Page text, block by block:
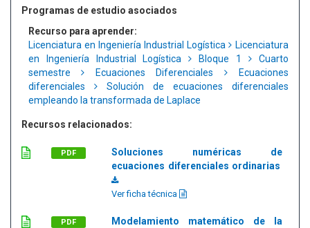
Programas de estudio asociados
Recurso para aprender:
Licenciatura en Ingeniería Industrial Logística
Licenciatura
en Ingeniería Industrial Logística
Bloque 1
Cuarto
semestre
Ecuaciones Diferenciales
Ecuaciones
diferenciales
Solución de ecuaciones diferenciales
empleando la transformada de Laplace
Recursos relacionados:
PDF
Soluciones numéricas de
ecuaciones diferenciales ordinarias
Ver ficha técnica
PDF
Modelamiento matemático de la